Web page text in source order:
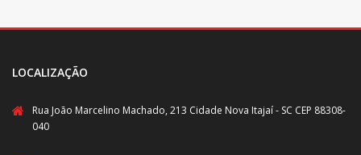
LOCALIZAÇÃO
Rua João Marcelino Machado, 213 Cidade Nova Itajaí - SC CEP 88308-
040